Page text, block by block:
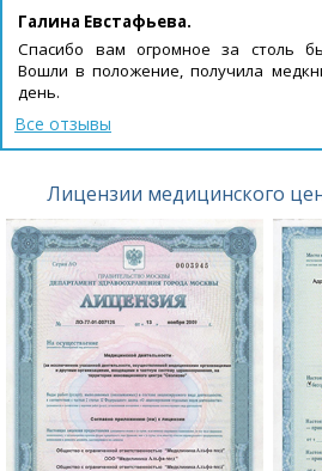
Галина Евстафьева.
Спасибо вам огромное за столь
Вошли в положение, получила
день.
Все отзывы
Лицензии медицинского